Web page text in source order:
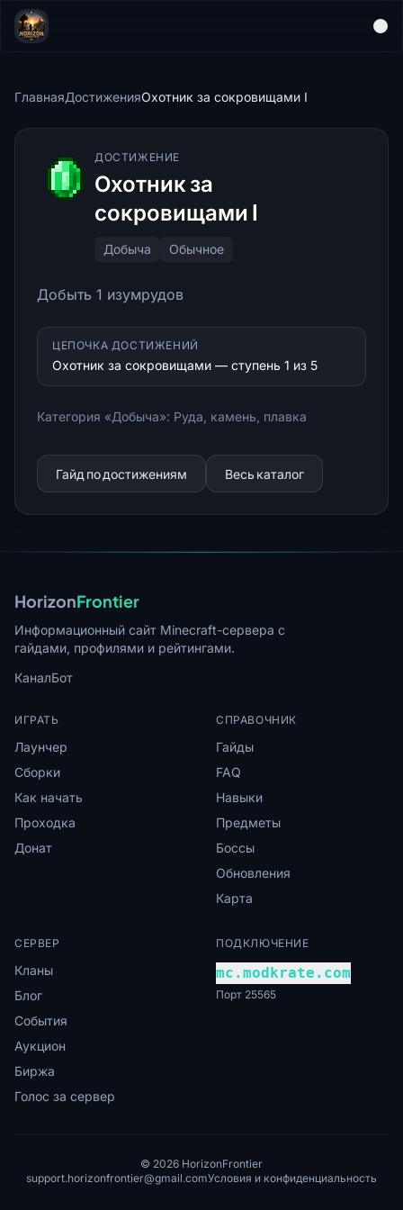
ГлавнаяДостиженияОхотник за сокровищами I
ДОСТИЖЕНИЕ
Охотник за
сокровищами I
Добыча Обычное
Добыть 1 изумрудов
ЦЕПОЧКА ДОСТИЖЕНИЙ
Охотник за сокровищами — ступень 1 из 5
Категория «Добыча»: Руда, камень, плавка
Гайд по достижениям Весь каталог
HorizonFrontier
Информационный сайт Minecraft-сервера с
гайдами, профилями и рейтингами.
КаналБот
ИГРАТЬ
Лаунчер
Сборки
Как начать
Проходка
Донат
СПРАВОЧНИК
Гайды
FAQ
Навыки
Предметы
Боссы
Обновления
Карта
СЕРВЕР
Кланы
Блог
События
Аукцион
Биржа
Голос за сервер
ПОДКЛЮЧЕНИЕ
mc.modkrate.com
Порт 25565
© 2026 HorizonFrontier
support.horizonfrontier@gmail.comУсловия и конфиденциальность